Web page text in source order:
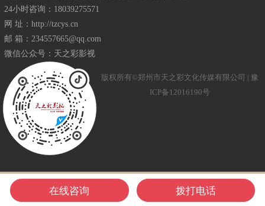
24小时咨询：18039275571
网 址：http://tzcys.cn
邮 箱：234557665@qq.com
微信公众号：天之彩影视
版权所有©郑州市天之彩文化传媒有限公司 | 豫
ICP备12016190号
返回首页 在线地图
在线咨询 拨打电话